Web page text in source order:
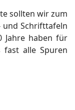
sollten wir zum
Schrifttafeln
Jahre haben für
fast alle Spuren